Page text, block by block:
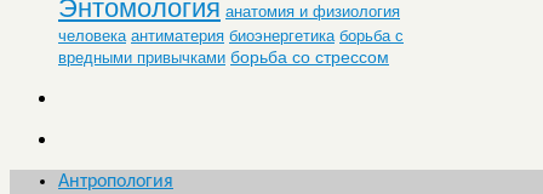
Энтомология анатомия и физиология
человека антиматерия биоэнергетика борьба с
вредными привычками борьба со стрессом
Антропология